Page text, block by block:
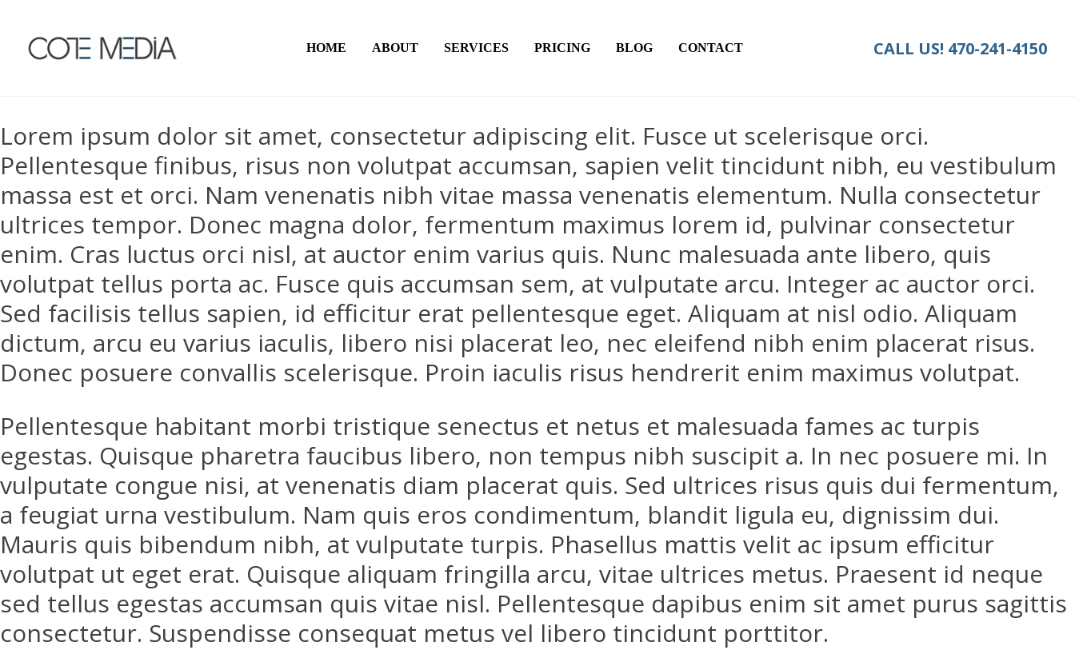
HOME ABOUT SERVICES PRICING BLOG CONTACT CALL US! 470-241-4150
Lorem ipsum dolor sit amet, consectetur adipiscing elit. Fusce ut scelerisque orci.
Pellentesque finibus, risus non volutpat accumsan, sapien velit tincidunt nibh, eu vestibulum
massa est et orci. Nam venenatis nibh vitae massa venenatis elementum. Nulla consectetur
ultrices tempor. Donec magna dolor, fermentum maximus lorem id, pulvinar consectetur
enim. Cras luctus orci nisl, at auctor enim varius quis. Nunc malesuada ante libero, quis
volutpat tellus porta ac. Fusce quis accumsan sem, at vulputate arcu. Integer ac auctor orci.
Sed facilisis tellus sapien, id efficitur erat pellentesque eget. Aliquam at nisl odio. Aliquam
dictum, arcu eu varius iaculis, libero nisi placerat leo, nec eleifend nibh enim placerat risus.
Donec posuere convallis scelerisque. Proin iaculis risus hendrerit enim maximus volutpat.
Pellentesque habitant morbi tristique senectus et netus et malesuada fames ac turpis
egestas. Quisque pharetra faucibus libero, non tempus nibh suscipit a. In nec posuere mi. In
vulputate congue nisi, at venenatis diam placerat quis. Sed ultrices risus quis dui fermentum,
a feugiat urna vestibulum. Nam quis eros condimentum, blandit ligula eu, dignissim dui.
Mauris quis bibendum nibh, at vulputate turpis. Phasellus mattis velit ac ipsum efficitur
volutpat ut eget erat. Quisque aliquam fringilla arcu, vitae ultrices metus. Praesent id neque
sed tellus egestas accumsan quis vitae nisl. Pellentesque dapibus enim sit amet purus sagittis
consectetur. Suspendisse consequat metus vel libero tincidunt porttitor.